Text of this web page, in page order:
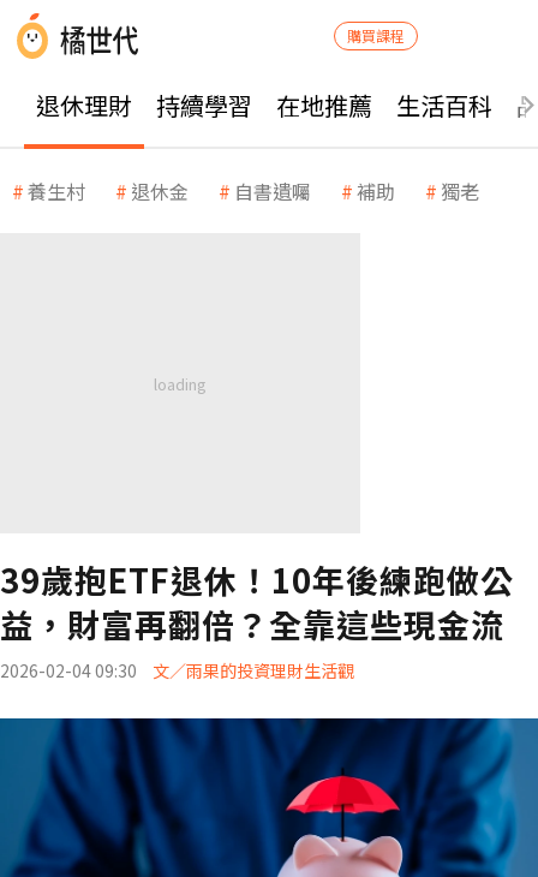
購買課程
退休理財 持續學習 在地推薦 生活百科
養生村 退休金 自書遺囑 補助 獨老
39歲抱ETF退休！10年後練跑做公
益，財富再翻倍？全靠這些現金流
2026-02-04 09:30 文／雨果的投資理財生活觀